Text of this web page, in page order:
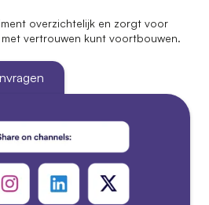
overzichtelijk en zorgt voor
vertrouwen kunt voortbouwen.